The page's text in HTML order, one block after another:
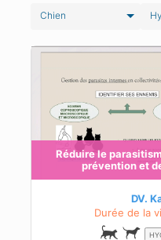
Chien
Réduire le
prévention et
DV.
Durée de la